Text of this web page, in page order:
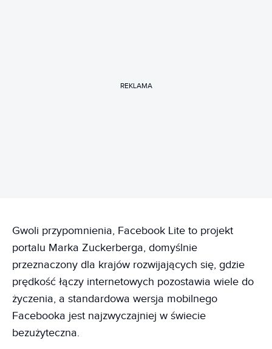
REKLAMA
Gwoli przypomnienia, Facebook Lite to projekt
portalu Marka Zuckerberga, domyślnie
przeznaczony dla krajów rozwijających się, gdzie
prędkość łączy internetowych pozostawia wiele do
życzenia, a standardowa wersja mobilnego
Facebooka jest najzwyczajniej w świecie
bezużyteczna.